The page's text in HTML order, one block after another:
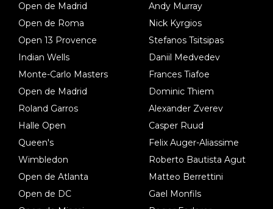
Open de Madrid
Open de Roma
Open 13 Provence
Indian Wells
Monte-Carlo Masters
Open de Madrid
Roland Garros
Halle Open
Queen's
Wimbledon
Open de Atlanta
Open de DC
Andy Murray
Nick Kyrgios
Stefanos Tsitsipas
Daniil Medvedev
Frances Tiafoe
Dominic Thiem
Alexander Zverev
Casper Ruud
Felix Auger-Aliassime
Roberto Bautista Agut
Matteo Berrettini
Gael Monfils